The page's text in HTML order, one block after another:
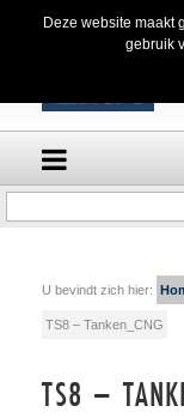
Deze website maakt
gebruik
U bevindt zich hier:
TS8 – Tanken_CNG
TS8 –